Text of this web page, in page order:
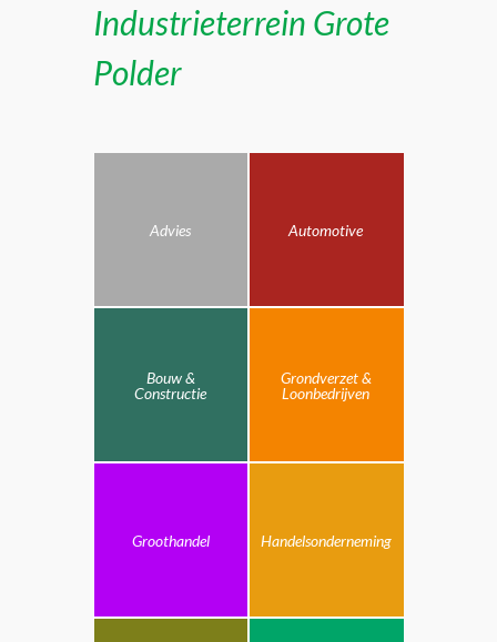
Industrieterrein Grote
Polder
Advies Automotive
Bouw &
Constructie
Grondverzet &
Loonbedrijven
Groothandel Handelsonderneming